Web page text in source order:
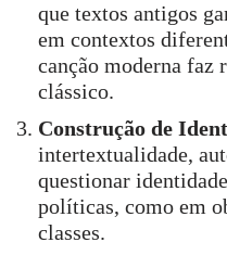
que textos antigos
em contextos
canção moderna faz
clássico.
Construção de
intertextualidade,
questionar
políticas, como em
classes.